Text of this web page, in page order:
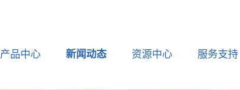
产品中心 新闻动态 资源中心 服务支持